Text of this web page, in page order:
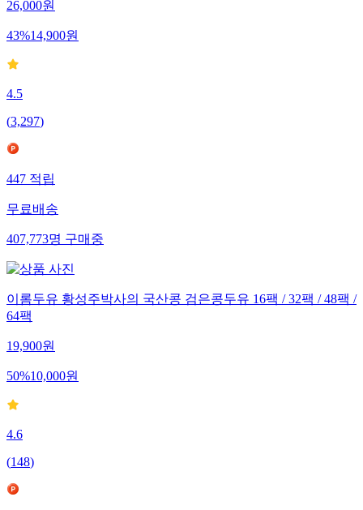
26,000원
43%14,900원
4.5
(3,297)
447적립
무료배송
407,773명구매중
이롬두유 황성주박사의 국산콩 검은콩두유 16팩 / 32팩 / 48팩 /
64팩
19,900원
50%10,000원
4.6
(148)